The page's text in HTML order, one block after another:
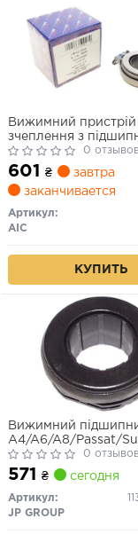
Вижимний пристрій
зчеплення з
0
601 ₴
завтра
заканчивается
Артикул:
AIC
КУПИТЬ
Вижимний
A4/A6/A8/Passat/
1.8/2.0/2.5/1.9-3.0TDI
0
571 ₴ сегодня
Артикул:
JP GROUP